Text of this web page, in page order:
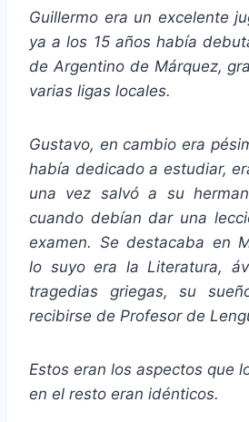
Guillermo era un excelente
ya a los 15 años había
de Argentino de Márquez,
varias ligas locales.
Gustavo, en cambio era
había dedicado a estudiar,
una vez salvó a su
cuando debían dar una
examen. Se destacaba en
lo suyo era la Literatura,
tragedias griegas, su
recibirse de Profesor de
Estos eran los aspectos que
en el resto eran idénticos.